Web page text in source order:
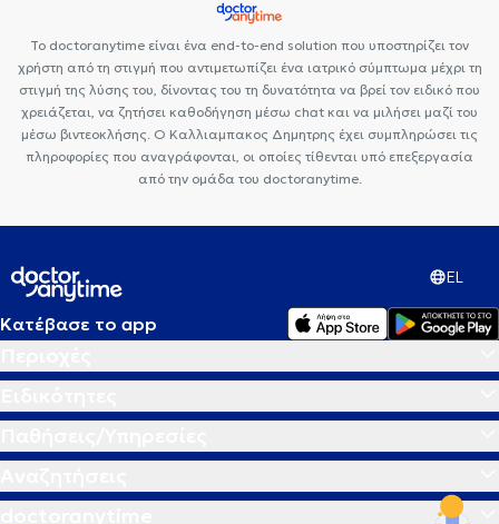
Το doctoranytime είναι ένα end-to-end solution που υποστηρίζει τον
χρήστη από τη στιγμή που αντιμετωπίζει ένα ιατρικό σύμπτωμα μέχρι τη
στιγμή της λύσης του, δίνοντας του τη δυνατότητα να βρεί τον ειδικό που
χρειάζεται, να ζητήσει καθοδήγηση μέσω chat και να μιλήσει μαζί του
μέσω βιντεοκλήσης. Ο Καλλιαμπακος Δημητρης έχει συμπληρώσει τις
πληροφορίες που αναγράφονται, οι οποίες τίθενται υπό επεξεργασία
από την ομάδα του doctoranytime.
EL
Κατέβασε το app